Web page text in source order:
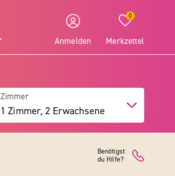
Anmelden
0
Merkzettel
Zimmer
1 Zimmer, 2 Erwachsene
Benötigst
du Hilfe?